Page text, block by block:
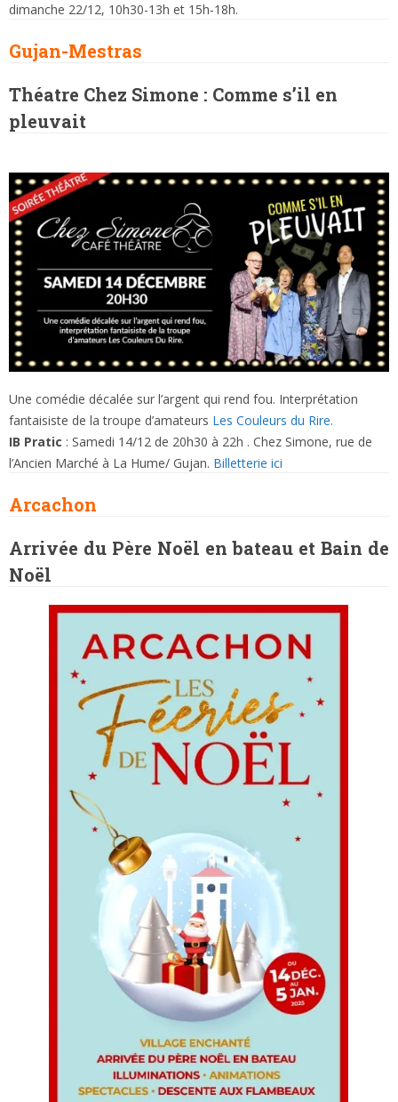
dimanche 22/12, 10h30-13h et 15h-18h.
Gujan-Mestras
Théatre Chez Simone : Comme s’il en
pleuvait
Une comédie décalée sur l’argent qui rend fou. Interprétation
fantaisiste de la troupe d’amateurs Les Couleurs du Rire.
IB Pratic : Samedi 14/12 de 20h30 à 22h . Chez Simone, rue de
l’Ancien Marché à La Hume/ Gujan. Billetterie ici
Arcachon
Arrivée du Père Noël en bateau et Bain de
Noël